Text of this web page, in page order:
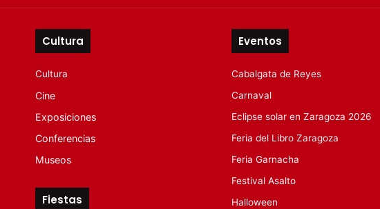
Cultura
Cultura
Cine
Exposiciones
Conferencias
Museos
Fiestas
Eventos
Cabalgata de Reyes
Carnaval
Eclipse solar en Zaragoza 2026
Feria del Libro Zaragoza
Feria Garnacha
Festival Asalto
Halloween